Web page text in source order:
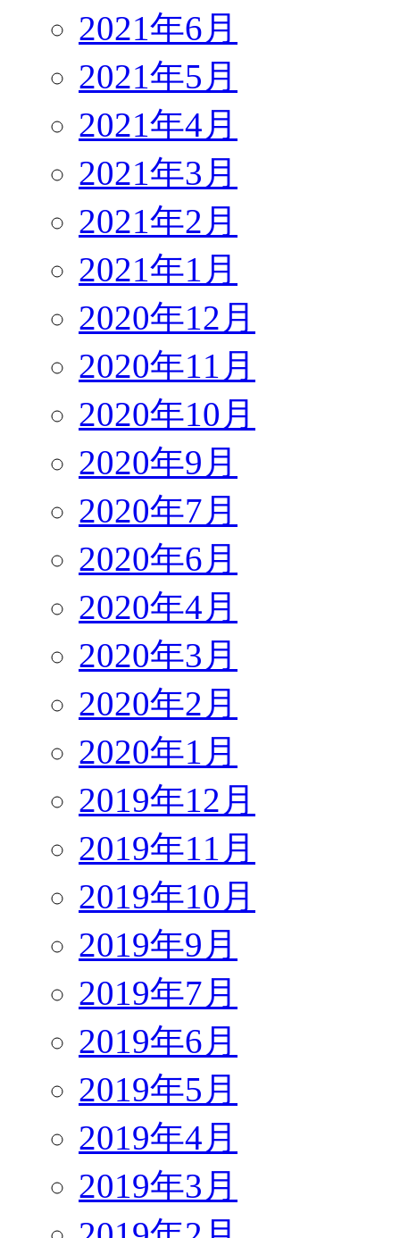
2021年6月
2021年5月
2021年4月
2021年3月
2021年2月
2021年1月
2020年12月
2020年11月
2020年10月
2020年9月
2020年7月
2020年6月
2020年4月
2020年3月
2020年2月
2020年1月
2019年12月
2019年11月
2019年10月
2019年9月
2019年7月
2019年6月
2019年5月
2019年4月
2019年3月